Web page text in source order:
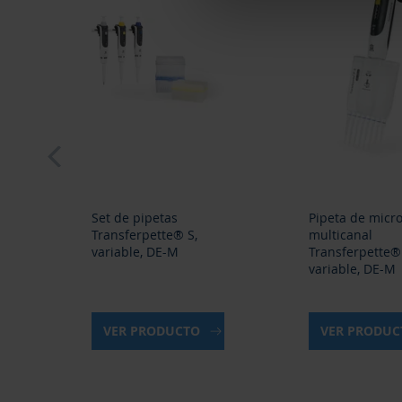
Set de pipetas
Transferpette® S,
variable, DE-M
VER PRODUCTO
Pipeta de
multicanal
Transferpette®
variable, DE-M
VER